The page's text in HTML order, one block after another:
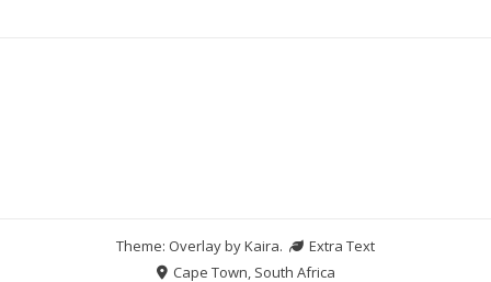
Theme: Overlay byKaira.
Extra Text
Cape Town, South Africa